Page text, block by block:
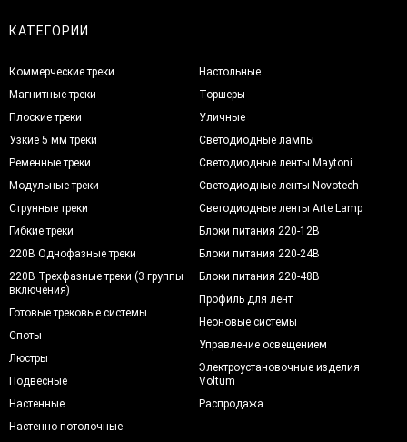
КАТЕГОРИИ
Коммерческие треки
Магнитные треки
Плоские треки
Узкие 5 мм треки
Ременные треки
Модульные треки
Струнные треки
Гибкие треки
220В Однофазные треки
220В Трехфазные треки (3 группы
включения)
Готовые трековые системы
Споты
Люстры
Подвесные
Настенные
Настенно-потолочные
Настольные
Торшеры
Уличные
Светодиодные лампы
Светодиодные ленты Maytoni
Светодиодные ленты Novotech
Светодиодные ленты Arte Lamp
Блоки питания 220-12В
Блоки питания 220-24В
Блоки питания 220-48В
Профиль для лент
Неоновые системы
Управление освещением
Электроустановочные изделия
Voltum
Распродажа